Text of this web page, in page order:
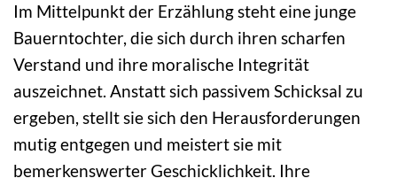
Im Mittelpunkt der Erzählung steht eine junge
Bauerntochter, die sich durch ihren scharfen
Verstand und ihre moralische Integrität
auszeichnet. Anstatt sich passivem Schicksal zu
ergeben, stellt sie sich den Herausforderungen
mutig entgegen und meistert sie mit
bemerkenswerter Geschicklichkeit. Ihre